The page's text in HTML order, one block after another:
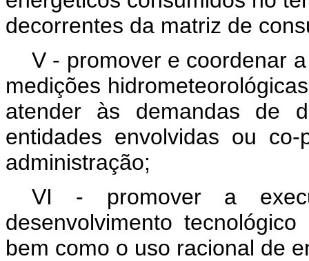
decorrentes da matriz de
V - promover e coordenar
medições
atender às demandas de
entidades envolvidas ou
administração;
VI - promover a
desenvolvimento
bem como o uso racional de